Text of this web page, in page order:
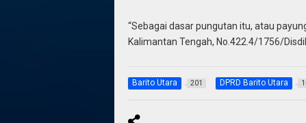
“Sebagai dasar pungutan itu, atau
Kalimantan Tengah, No.422.4/1756/
Barito Utara 201 DPRD Barito Utara